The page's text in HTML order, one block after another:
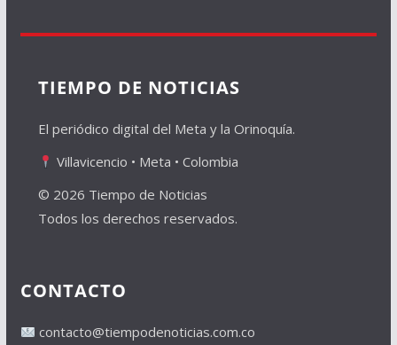
TIEMPO DE NOTICIAS
El periódico digital del Meta y la Orinoquía.
Villavicencio • Meta • Colombia
© 2026 Tiempo de Noticias
Todos los derechos reservados.
CONTACTO
contacto@tiempodenoticias.com.co